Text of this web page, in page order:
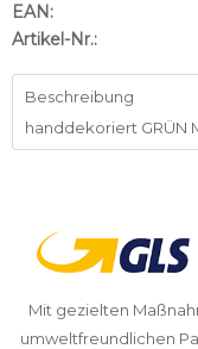
EAN:
Artikel-Nr.:
Beschreibung
handdekoriert GRÜN
Mit gezielten
umweltfreundlichen